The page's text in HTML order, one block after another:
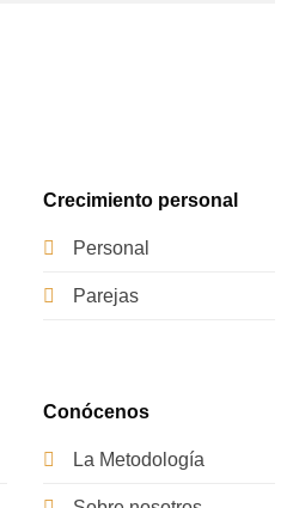
Crecimiento personal
Personal
Parejas
Conócenos
La Metodología